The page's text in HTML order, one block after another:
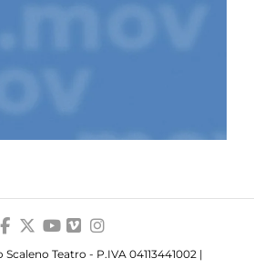
Teatro - P.IVA 04113441002 |